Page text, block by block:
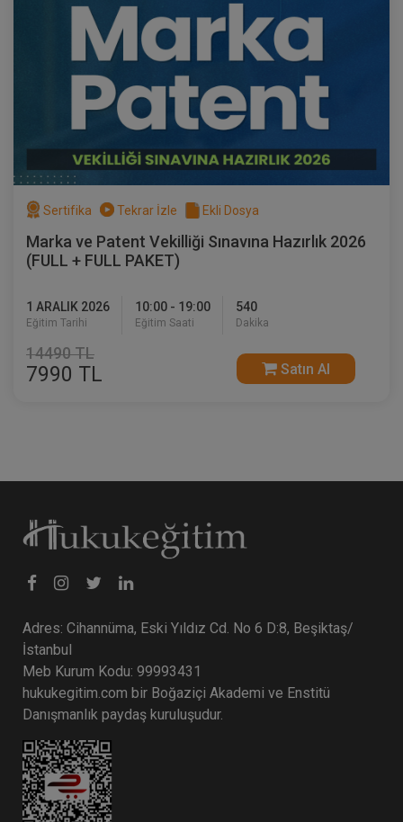
Sertifika Tekrar İzle Ekli Dosya
Marka ve Patent Vekilliği Sınavına Hazırlık 2026
(FULL + FULL PAKET)
1 ARALIK 2026
Eğitim Tarihi
10:00 - 19:00
Eğitim Saati
540
Dakika
14490 TL
7990 TL Satın Al
Adres: Cihannüma, Eski Yıldız Cd. No 6 D:8, Beşiktaş/
İstanbul
Meb Kurum Kodu: 99993431
hukukegitim.com bir Boğaziçi Akademi ve Enstitü
Danışmanlık paydaş kuruluşudur.